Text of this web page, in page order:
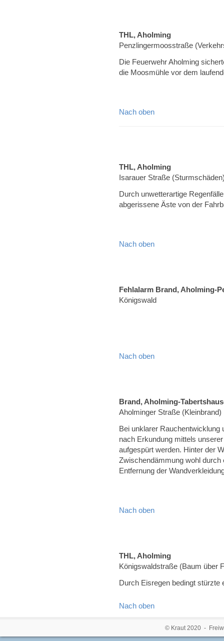
THL, Aholming
Penzlingermoosstraße
Die Feuerwehr Aholming
die Moosmühle vor dem
Nach oben
THL, Aholming
Isarauer Straße
Durch unwetterartige
abgerissene Äste von der
Nach oben
Fehlalarm Brand, Aholming-
Königswald
Nach oben
Brand, Aholming-
Aholminger Straße (Kleinbrand)
Bei unklarer
nach Erkundung mittels
aufgespürt werden. Hinter der
Zwischendämmung wohl durch
Entfernung der
Nach oben
THL, Aholming
Königswaldstraße (Baum über
Durch Eisregen bedingt stürzte
Nach oben
© Kraut 2020 -